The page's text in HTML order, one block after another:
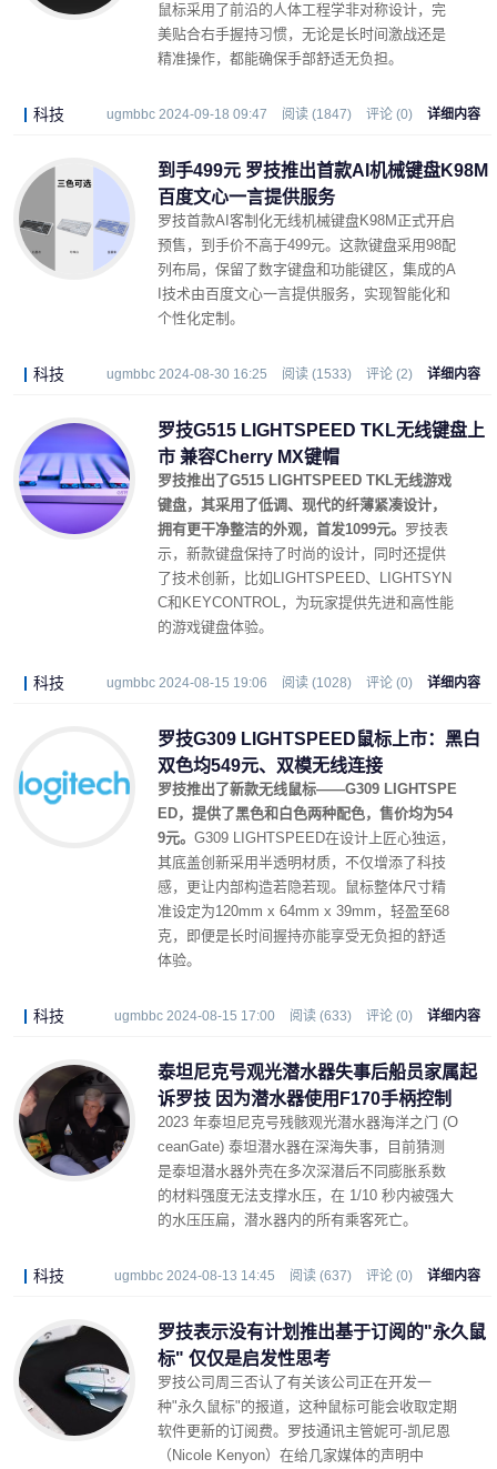
鼠标采用了前沿的人体工程学非对称设计，完
美贴合右手握持习惯，无论是长时间激战还是
精准操作，都能确保手部舒适无负担。
科技 ugmbbc 2024-09-18 09:47 阅读 (1847) 评论 (0) 详细内容
到手499元 罗技推出首款AI机械键盘K98M
百度文心一言提供服务
罗技首款AI客制化无线机械键盘K98M正式开启
预售，到手价不高于499元。这款键盘采用98配
列布局，保留了数字键盘和功能键区，集成的A
I技术由百度文心一言提供服务，实现智能化和
个性化定制。
科技 ugmbbc 2024-08-30 16:25 阅读 (1533) 评论 (2) 详细内容
罗技G515 LIGHTSPEED TKL无线键盘上
市 兼容Cherry MX键帽
罗技推出了G515 LIGHTSPEED TKL无线游戏
键盘，其采用了低调、现代的纤薄紧凑设计，
拥有更干净整洁的外观，首发1099元。 罗技表
示，新款键盘保持了时尚的设计，同时还提供
了技术创新，比如LIGHTSPEED、LIGHTSYN
C和KEYCONTROL，为玩家提供先进和高性能
的游戏键盘体验。
科技 ugmbbc 2024-08-15 19:06 阅读 (1028) 评论 (0) 详细内容
罗技G309 LIGHTSPEED鼠标上市：黑白
双色均549元、双模无线连接
罗技推出了新款无线鼠标——G309 LIGHTSPE
ED，提供了黑色和白色两种配色，售价均为54
9元。 G309 LIGHTSPEED在设计上匠心独运，
其底盖创新采用半透明材质，不仅增添了科技
感，更让内部构造若隐若现。鼠标整体尺寸精
准设定为120mm x 64mm x 39mm，轻盈至68
克，即便是长时间握持亦能享受无负担的舒适
体验。
科技 ugmbbc 2024-08-15 17:00 阅读 (633) 评论 (0) 详细内容
泰坦尼克号观光潜水器失事后船员家属起
诉罗技 因为潜水器使用F170手柄控制
2023 年泰坦尼克号残骸观光潜水器海洋之门 (O
ceanGate) 泰坦潜水器在深海失事，目前猜测
是泰坦潜水器外壳在多次深潜后不同膨胀系数
的材料强度无法支撑水压，在 1/10 秒内被强大
的水压压扁，潜水器内的所有乘客死亡。
科技 ugmbbc 2024-08-13 14:45 阅读 (637) 评论 (0) 详细内容
罗技表示没有计划推出基于订阅的"永久鼠
标" 仅仅是启发性思考
罗技公司周三否认了有关该公司正在开发一
种"永久鼠标"的报道，这种鼠标可能会收取定期
软件更新的订阅费。罗技通讯主管妮可-凯尼恩
（Nicole Kenyon）在给几家媒体的声明中